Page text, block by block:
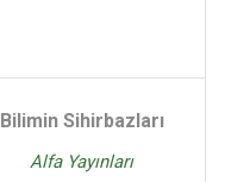
Bilimin Sihirbazları
Alfa Yayınları